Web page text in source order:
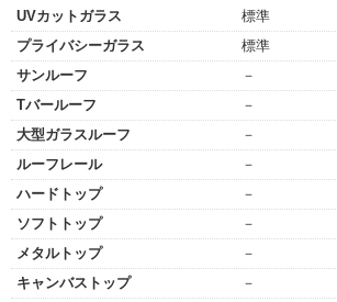
UVカットガラス
標準
プライバシーガラス
標準
サンルーフ
－
Tバールーフ
－
大型ガラスルーフ
－
ルーフレール
－
ハードトップ
－
ソフトトップ
－
メタルトップ
－
キャンバストップ
－